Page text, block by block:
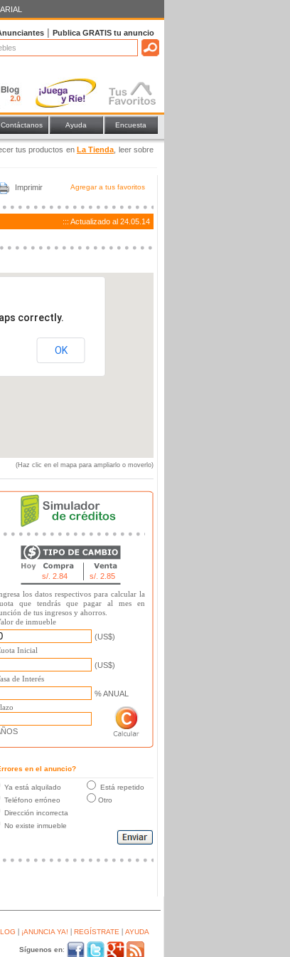
| Publica GRATIS tu anuncio
Contáctanos Ayuda Encuesta
tus productos en La Tienda , leer sobre
Imprimir Agregar a tus favoritos
::: Actualizado al 24.05.14
correctly.
OK
(Haz clic en el mapa para ampliarlo o moverlo)
s/. 2.84 s/. 2.85
los datos respectivos para calcular la
que tendrás que pagar al mes en
de tus ingresos y ahorros.
de inmueble
(US$)
Inicial
(US$)
de Interés
% ANUAL
en el anuncio?
Ya está alquilado
Teléfono erróneo
Dirección incorrecta
No existe inmueble
Está repetido
Otro
| ¡ANUNCIA YA! | REGÍSTRATE | AYUDA
Síguenos en: